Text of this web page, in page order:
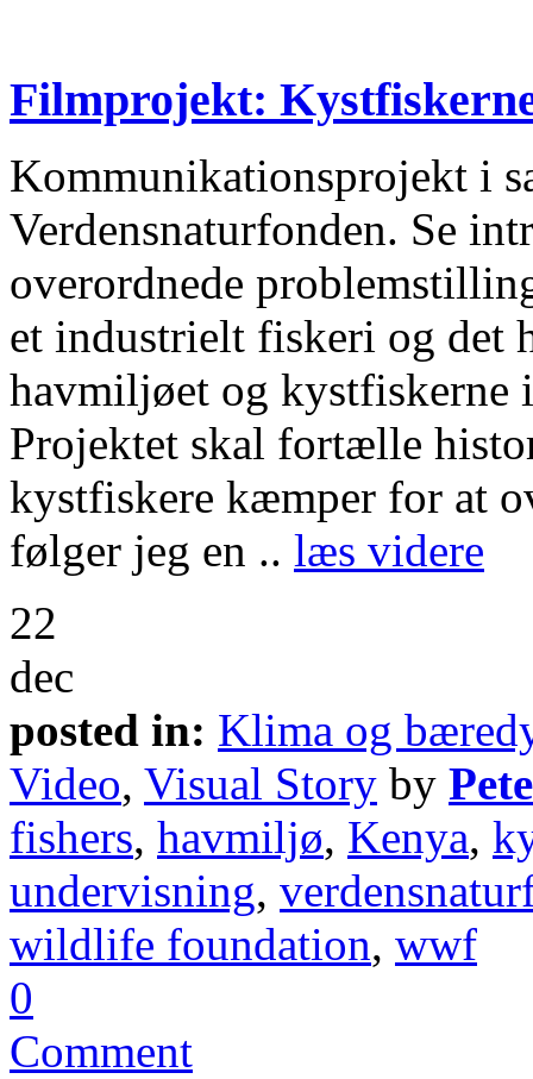
Filmprojekt:
Kommunikationsprojekt i
Verdensnaturfonden. Se
overordnede
et industrielt fiskeri og det
havmiljøet og kystfiskerne
Projektet skal fortælle
kystfiskere kæmper for at
følger jeg en .. læs videre
22
dec
posted in: Klima og
Video, Visual Story by
fishers, havmiljø, Kenya,
undervisning,
wildlife foundation, wwf
0
Comment